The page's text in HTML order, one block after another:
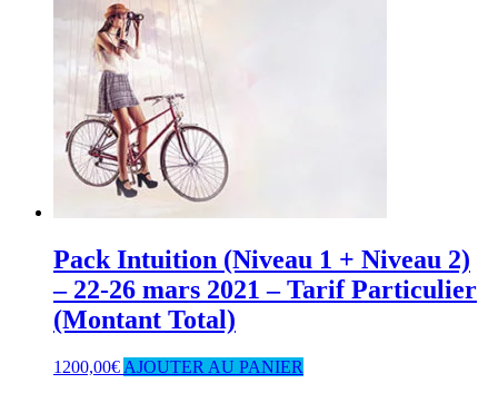
Pack Intuition (Niveau 1 + Niveau 2)
– 22-26 mars 2021 – Tarif Particulier
(Montant Total)
1200,00€ AJOUTER AU PANIER